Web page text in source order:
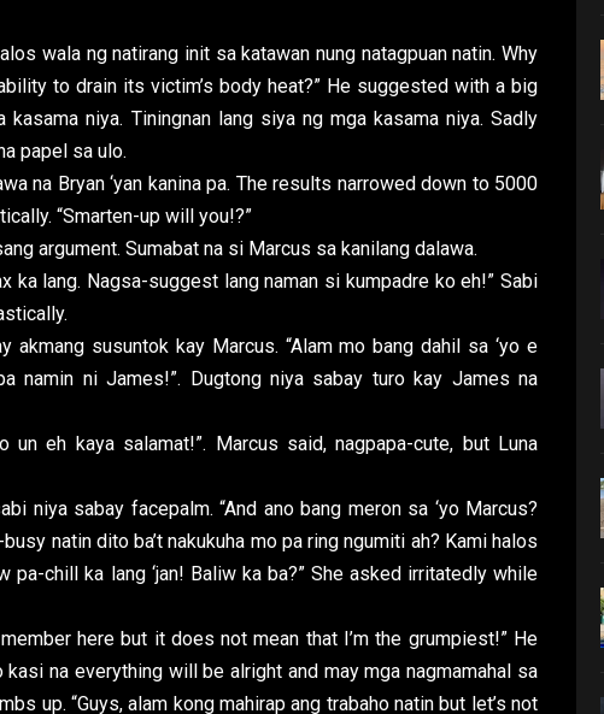
wala ng natirang init sa katawan nung natagpuan natin. Why
to drain its victim’s body heat?” He suggested with a big
niya. Tiningnan lang siya ng mga kasama niya. Sadly
papel sa ulo.
na Bryan ‘yan kanina pa. The results narrowed down to 5000
“Smarten-up will you!?”
argument. Sumabat na si Marcus sa kanilang dalawa.
ka lang. Nagsa-suggest lang naman si kumpadre ko eh!” Sabi
susuntok kay Marcus. “Alam mo bang dahil sa ‘yo e
namin ni James!”. Dugtong niya sabay turo kay James na
eh kaya salamat!”. Marcus said, nagpapa-cute, but Luna
niya sabay facepalm. “And ano bang meron sa ‘yo Marcus?
natin dito ba’t nakukuha mo pa ring ngumiti ah? Kami halos
pa-chill ka lang ‘jan! Baliw ka ba?” She asked irritatedly while
here but it does not mean that I’m the grumpiest!” He
na everything will be alright and may mga nagmamahal sa
up. “Guys, alam kong mahirap ang trabaho natin but let’s not